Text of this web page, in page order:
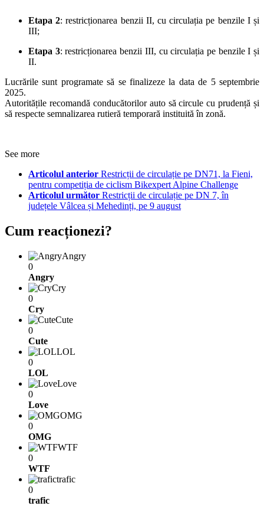
Etapa 2: restricționarea benzii II, cu circulația pe benzile I și
III;
Etapa 3: restricționarea benzii III, cu circulația pe benzile I și
II.
Lucrările sunt programate să se finalizeze la data de 5 septembrie
2025.
Autoritățile recomandă conducătorilor auto să circule cu prudență și
să respecte semnalizarea rutieră temporară instituită în zonă.
See more
Articolul anterior Restricții de circulație pe DN71, la Fieni,
pentru competiția de ciclism Bikexpert Alpine Challenge
Articolul următor Restricții de circulație pe DN 7, în
județele Vâlcea și Mehedinți, pe 9 august
Cum reacționezi?
Angry
0
Angry
Cry
0
Cry
Cute
0
Cute
LOL
0
LOL
Love
0
Love
OMG
0
OMG
WTF
0
WTF
trafic
0
trafic